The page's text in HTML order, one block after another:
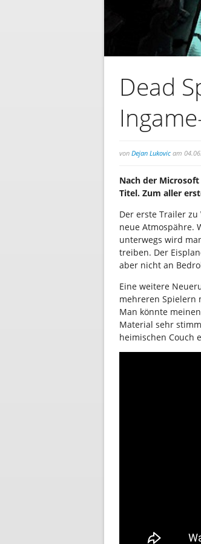
Dead
von Dejan Lukovic am
Nach der
Titel. Zum aller
Der erste Trailer zu
neue Atmospähre.
unterwegs wird
treiben. Der
aber nicht an
Eine weitere
mehreren Spielern
Man könnte
Material sehr
heimischen Couch